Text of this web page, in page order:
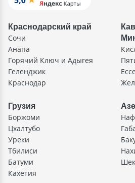
Краснодарский край
Сочи
Анапа
Горячий Ключ и Адыгея
Геленджик
Краснодар
Грузия
Боржоми
Цхалтубо
Уреки
Тбилиси
Батуми
Кахетия